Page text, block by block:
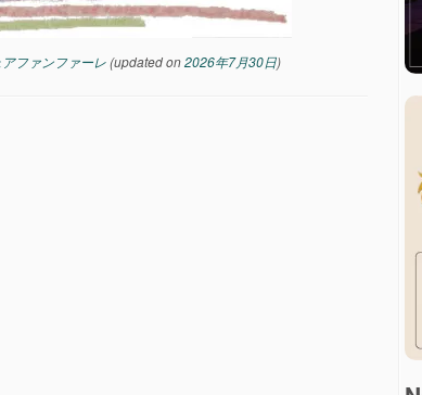
ファンファーレ(updated on2026年7月30日)